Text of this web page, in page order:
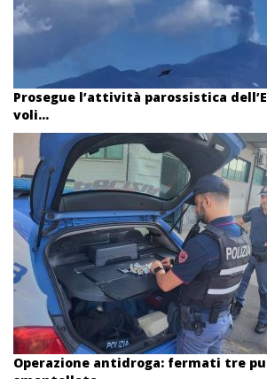
Prosegue l’attività parossistica
voli...
Operazione antidroga: fermati tre